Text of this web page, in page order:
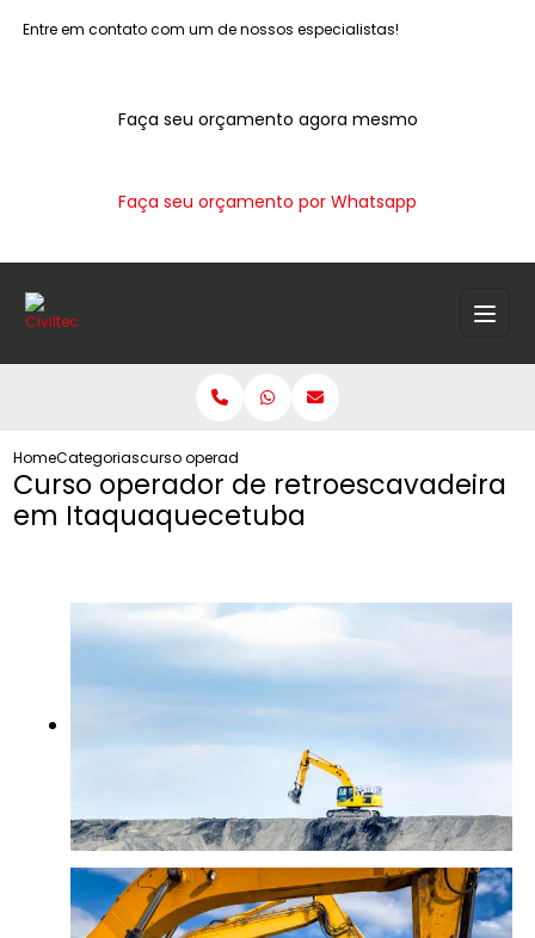
Entre em contato com um de nossos especialistas!
Faça seu orçamento agora mesmo
Faça seu orçamento por Whatsapp
HomeCategoriascurso operador retroescavadeira itaquaquecetuba
Curso operador de retroescavadeira
em Itaquaquecetuba